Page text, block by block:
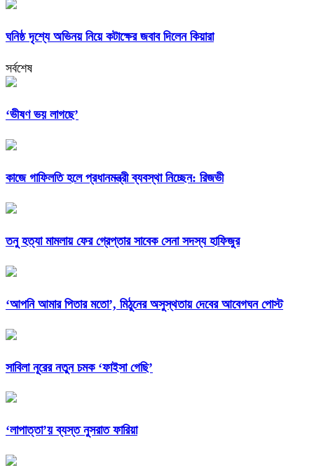
ঘনিষ্ঠ দৃশ্যে অভিনয় নিয়ে কটাক্ষের জবাব দিলেন কিয়ারা
সর্বশেষ
‘ভীষণ ভয় লাগছে’
কাজে গাফিলতি হলে প্রধানমন্ত্রী ব্যবস্থা নিচ্ছেন: রিজভী
তনু হত্যা মামলায় ফের গ্রেপ্তার সাবেক সেনা সদস্য হাফিজুর
‘আপনি আমার পিতার মতো’, মিঠুনের অসুস্থতায় দেবের আবেগঘন পোস্ট
সাবিলা নূরের নতুন চমক ‘ফাইসা গেছি’
‘লাপাত্তা’য় ব্যস্ত নুসরাত ফারিয়া